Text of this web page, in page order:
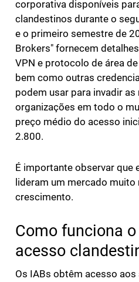
corporativa disponíveis
clandestinos durante o
e o primeiro semestre de
Brokers" fornecem
VPN e protocolo de área
bem como outras
podem usar para invadir
organizações em todo o
preço médio do acesso
2.800.
É importante observar que
lideram um mercado
crescimento.
Como funciona
acesso
Os IABs obtêm acesso